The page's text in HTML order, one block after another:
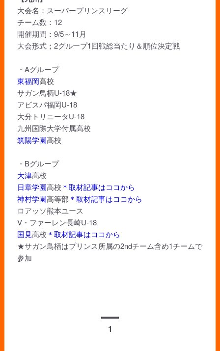
大会名：スーパープリンスリーグ
チーム数：12
開催期間：9/5～11月
大会形式；2グループ1回戦総当たり＆順位決定戦
・Aグループ
東福岡高校
サガン鳥栖U-18★
アビスパ福岡U-18
大分トリニータU-18
九州国際大学付属高校
筑陽学園高校
・Bグループ
大津高校
日章学園高校 ＊取材記事はココから
神村学園高等部 ＊取材記事はココから
ロアッソ熊本ユース
V・ファーレン長崎U-18
国見高校 ＊取材記事はココから
★サガン鳥栖はプリンス所属の2ndチーム含め1チームで
参加
1